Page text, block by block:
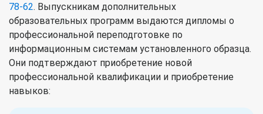
78-62. Выпускникам дополнительных
образовательных программ выдаются дипломы о
профессиональной переподготовке по
информационным системам установленного образца.
Они подтверждают приобретение новой
профессиональной квалификации и приобретение
навыков: